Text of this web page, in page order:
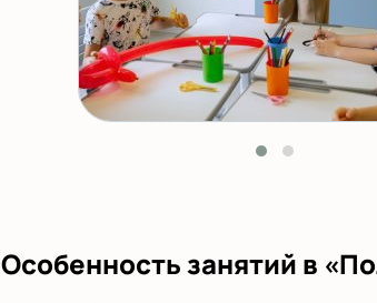
Особенность занятий в